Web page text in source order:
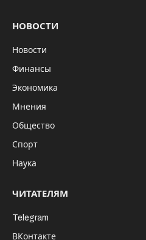
НОВОСТИ
Новости
Финансы
Экономика
Мнения
Общество
Спорт
Наука
ЧИТАТЕЛЯМ
Telegram
ВКонтакте